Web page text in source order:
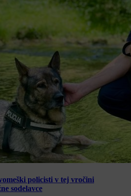
policisti v tej vročini
sodelavce